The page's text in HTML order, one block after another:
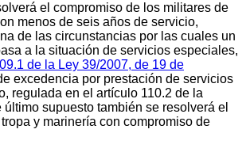
el compromiso de los militares de
menos de seis años de servicio,
de las circunstancias por las cuales un
a la situación de servicios especiales,
de la Ley 39/2007, de 19 de
excedencia por prestación de servicios
regulada en el artículo 110.2 de la
último supuesto también se resolverá el
y marinería con compromiso de